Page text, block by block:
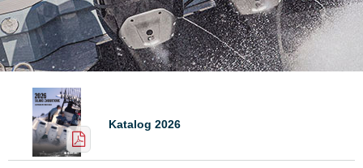
Katalog 2026